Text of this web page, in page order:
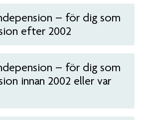
– för dig som
efter 2002
– för dig som
innan 2002 eller var